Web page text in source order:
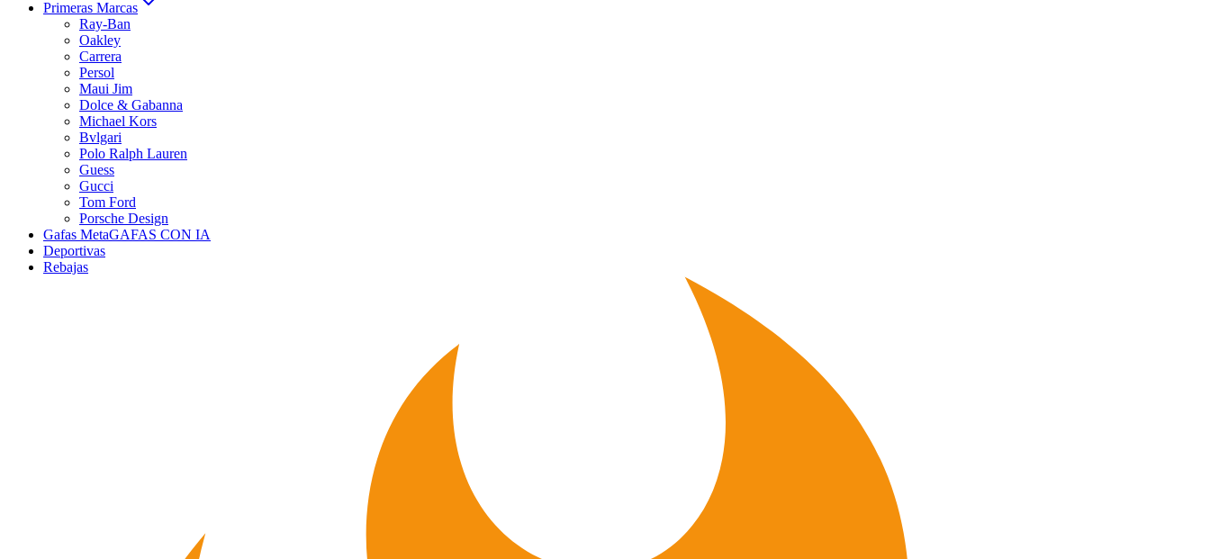
Primeras Marcas
Ray-Ban
Oakley
Carrera
Persol
Maui Jim
Dolce & Gabanna
Michael Kors
Bvlgari
Polo Ralph Lauren
Guess
Gucci
Tom Ford
Porsche Design
Gafas MetaGAFAS CON IA
Deportivas
Rebajas